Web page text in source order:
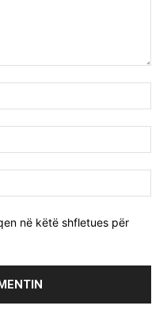
në këtë shfletues për